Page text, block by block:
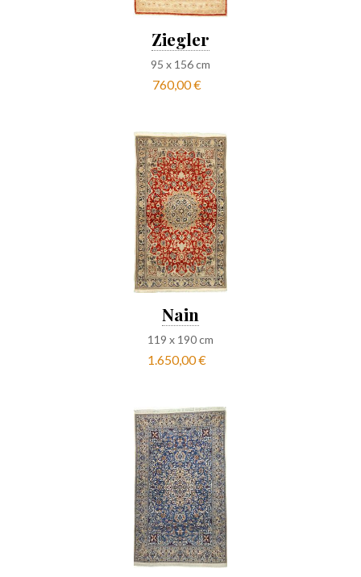
Ziegler
95 x 156cm
760,00 €
Nain
119 x 190cm
1.650,00 €